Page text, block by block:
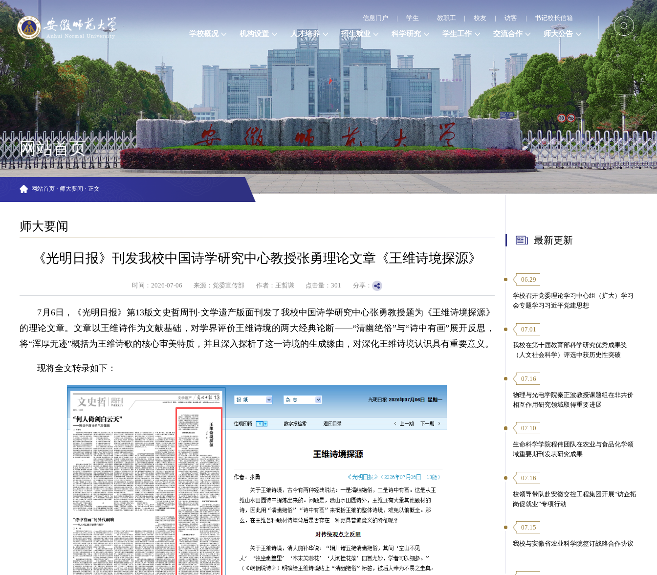
信息门户 | 学生 | 教职工 | 校友 | 访客 | 书记校长信箱
学校概况 机构设置 人才培养 招生就业 科学研究 学生工作 交流合作 师大公告
网站首页
网站首页 · 师大要闻 · 正文
师大要闻
《光明日报》刊发我校中国诗学研究中心教授张勇理论文章《王维诗境探源》
时间：2026-07-06 来源：党委宣传部 作者：王哲谦 点击量：301 分享：
7月6日，《光明日报》第13版文史哲周刊·文学遗产版面刊发了我校中国诗学研究中心张勇教授题为《王维诗境探源》
的理论文章。文章以王维诗作为文献基础，对学界评价王维诗境的两大经典论断——“清幽绝俗”与“诗中有画”展开反思，
将“浑厚无迹”概括为王维诗歌的核心审美特质，并且深入探析了这一诗境的生成缘由，对深化王维诗境认识具有重要意义。
现将全文转录如下：
最新更新
06.29
学校召开党委理论学习中心组（扩大）学习
会专题学习习近平党建思想
07.01
我校在第十届教育部科学研究优秀成果奖
（人文社会科学）评选中获历史性突破
07.16
物理与光电学院秦正波教授课题组在非共价
相互作用研究领域取得重要进展
07.10
生命科学学院程伟团队在农业与食品化学领
域重要期刊发表研究成果
07.16
校领导带队赴安徽交控工程集团开展“访企拓
岗促就业”专项行动
07.15
我校与安徽省农业科学院签订战略合作协议